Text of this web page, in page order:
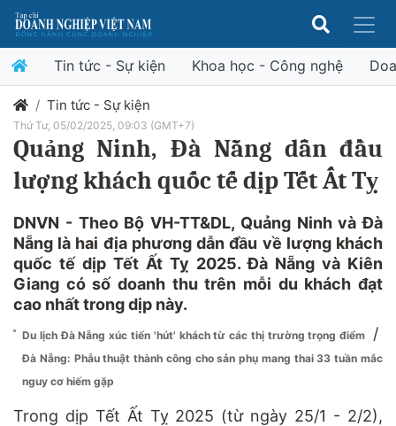
Tin tức - Sự kiện Khoa học - Công nghệ
Tin tức - Sự kiện
Thứ Tư, 05/02/2025, 09:03 (GMT+7)
Quảng Ninh, Đà Nẵng dẫn đầu
lượng khách quốc tế dịp Tết Ất Tỵ
DNVN - Theo Bộ VH-TT&DL, Quảng Ninh và Đà
Nẵng là hai địa phương dẫn đầu về lượng khách
quốc tế dịp Tết Ất Tỵ 2025. Đà Nẵng và Kiên
Giang có số doanh thu trên mỗi du khách đạt
cao nhất trong dịp này.
Du lịch Đà Nẵng xúc tiến 'hút' khách từ các thị trường trọng điểm /
Đà Nẵng: Phẫu thuật thành công cho sản phụ mang thai 33 tuần mắc
nguy cơ hiếm gặp
Trong dịp Tết Ất Tỵ 2025 (từ ngày 25/1 - 2/2),